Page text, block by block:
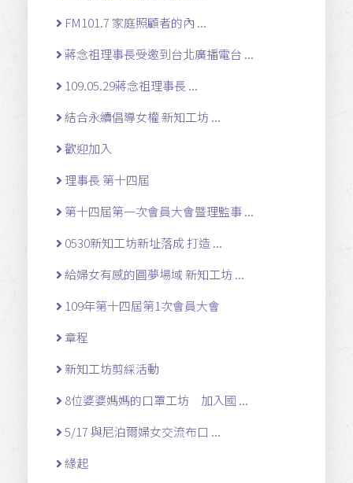
FM101.7 家庭照顧者的內 ...
蔣念祖理事長受邀到台北廣播電台 ...
109.05.29蔣念祖理事長 ...
結合永續倡導女權 新知工坊 ...
歡迎加入
理事長 第十四屆
第十四屆第一次會員大會暨理監事 ...
0530新知工坊新址落成 打造 ...
給婦女有感的圓夢場域 新知工坊 ...
109年第十四屆第1次會員大會
章程
新知工坊剪綵活動
8位婆婆媽媽的口罩工坊 加入國 ...
5/17 與尼泊爾婦女交流布口 ...
緣起